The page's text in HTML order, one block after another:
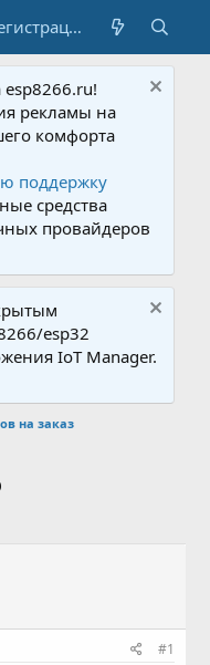
Регистрация
esp8266.ru!
рекламы на
комфорта
поддержку
средства
провайдеров
esp32
IoT Manager.
на заказ
#1